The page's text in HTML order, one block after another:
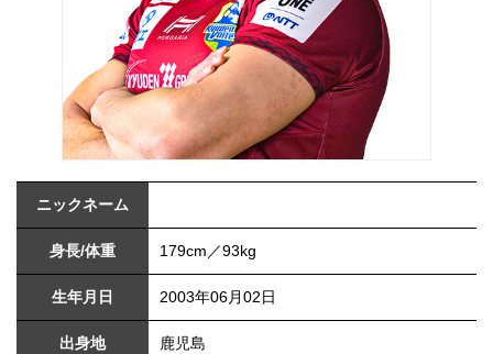
ニックネーム
身長/体重 179cm／93kg
生年月日 2003年06月02日
出身地 鹿児島